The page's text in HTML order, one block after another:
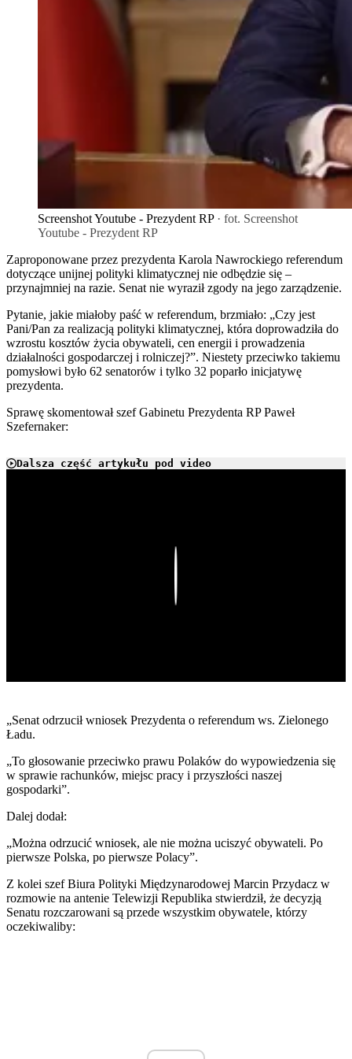
Screenshot Youtube - Prezydent RP· fot. Screenshot
Youtube - Prezydent RP
Zaproponowane przez prezydenta Karola Nawrockiego referendum
dotyczące unijnej polityki klimatycznej nie odbędzie się –
przynajmniej na razie. Senat nie wyraził zgody na jego zarządzenie.
Pytanie, jakie miałoby paść w referendum, brzmiało: „Czy jest
Pani/Pan za realizacją polityki klimatycznej, która doprowadziła do
wzrostu kosztów życia obywateli, cen energii i prowadzenia
działalności gospodarczej i rolniczej?”. Niestety przeciwko takiemu
pomysłowi było 62 senatorów i tylko 32 poparło inicjatywę
prezydenta.
Sprawę skomentował szef Gabinetu Prezydenta RP Paweł
Szefernaker:
Dalsza część artykułu pod video
„Senat odrzucił wniosek Prezydenta o referendum ws. Zielonego
Ładu.
„To głosowanie przeciwko prawu Polaków do wypowiedzenia się
w sprawie rachunków, miejsc pracy i przyszłości naszej
gospodarki”.
Dalej dodał:
„Można odrzucić wniosek, ale nie można uciszyć obywateli. Po
pierwsze Polska, po pierwsze Polacy”.
Z kolei szef Biura Polityki Międzynarodowej Marcin Przydacz w
rozmowie na antenie Telewizji Republika stwierdził, że decyzją
Senatu rozczarowani są przede wszystkim obywatele, którzy
oczekiwaliby: